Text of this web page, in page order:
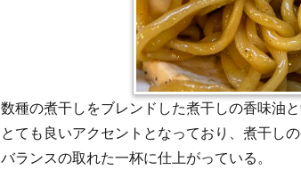
数種の煮干しをブレンドした煮干しの香味油
とても良いアクセントとなっており、煮干し
バランスの取れた一杯に仕上がっている。